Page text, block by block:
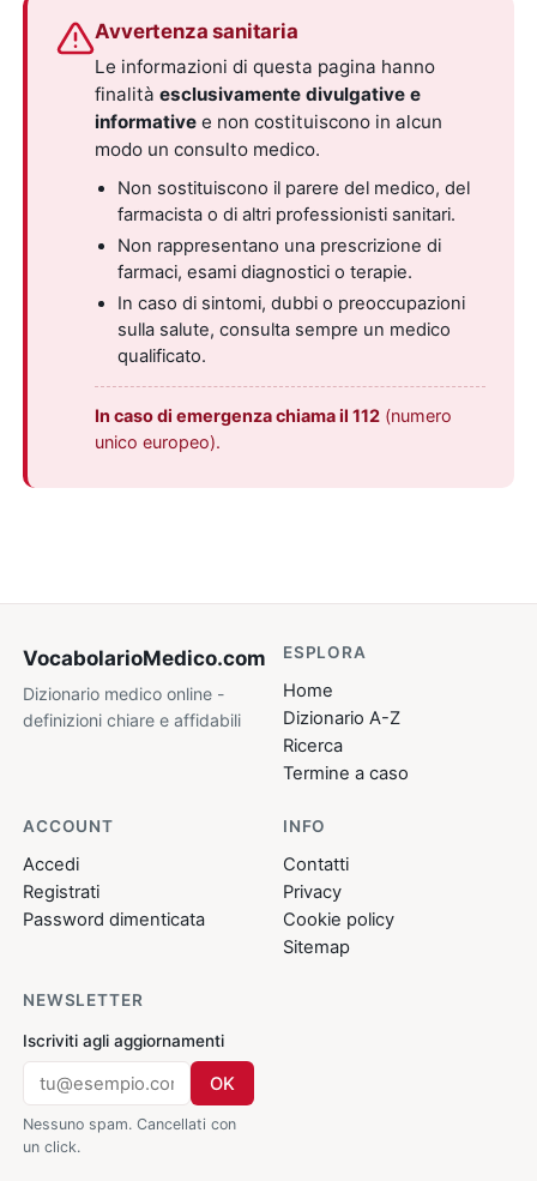
Avvertenza sanitaria
Le informazioni di questa pagina hanno
finalitàesclusivamente divulgative e
informative e non costituiscono in alcun
modo un consulto medico.
Non sostituiscono il parere del medico, del
farmacista o di altri professionisti sanitari.
Non rappresentano una prescrizione di
farmaci, esami diagnostici o terapie.
In caso di sintomi, dubbi o preoccupazioni
sulla salute, consulta sempre un medico
qualificato.
In caso di emergenza chiama il 112 (numero
unico europeo).
VocabolarioMedico.com
Dizionario medico online -
definizioni chiare e affidabili
ESPLORA
Home
Dizionario A-Z
Ricerca
Termine a caso
ACCOUNT
Accedi
Registrati
Password dimenticata
INFO
Contatti
Privacy
Cookie policy
Sitemap
NEWSLETTER
Iscriviti agli aggiornamenti
OK
Nessuno spam. Cancellati con
un click.